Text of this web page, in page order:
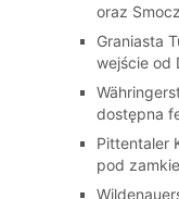
oraz
Graniasta
wejście od
dostępna
Pittentaler
pod